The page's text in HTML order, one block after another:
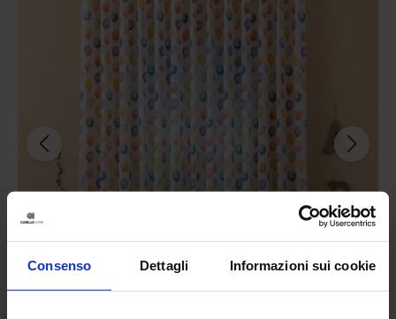
Consenso Dettagli Informazioni sui cookie